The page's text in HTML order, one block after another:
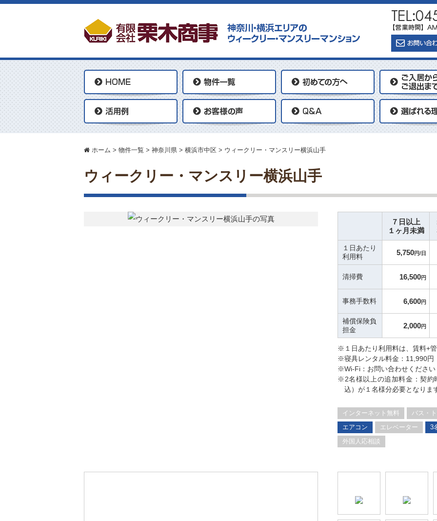
ホーム > 物件一覧 > 神奈川県 > 横浜市中区 > ウィークリー・マンスリー横浜山手
ウィークリー・マンスリー横浜山手
７日以上
１ヶ月未満
１日あたり
利用料
5,750円/日
清掃費 16,500円
事務手数料 6,600円
補償保険負
担金
2,000円
※１日あたり利用料は、賃料+
※寝具レンタル料金：11,990円
※Wi-Fi：お問い合わせください
※2名様以上の追加料金：契約
込）が１名様分必要となりま
インターネット無料 バス・
エアコン
エレベーター 3
外国人応相談